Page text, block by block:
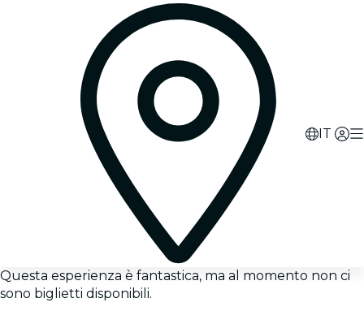
IT
Questa esperienza è fantastica, ma al momento non ci
sono biglietti disponibili.